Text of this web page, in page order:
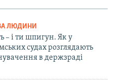
ЛЮДИНИ
– і ти шпигун. Як у
судах розглядають
в держзраді